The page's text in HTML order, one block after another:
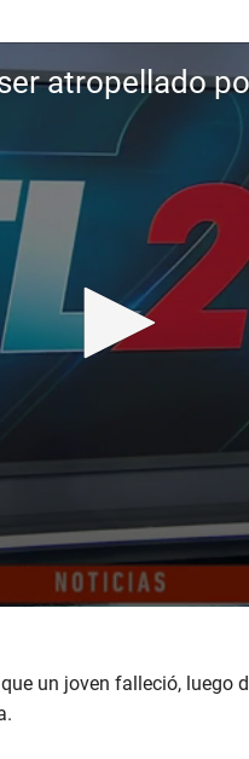
atropellado
un joven falleció, luego